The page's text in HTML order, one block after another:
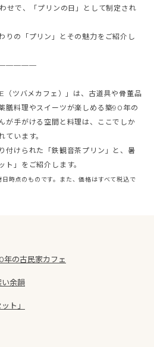
せで、「プリンの日」として制定され
りの「プリン」とその魅力をご紹介し
（ツバメカフェ）」は、古道具や骨董品
膳料理やスイーツが楽しめる築90年の
が手がける空間と料理は、ここでしか
ています。
付けられた「鉄観音茶プリン」と、暑
ト」をご紹介します。
時点のものです。また、価格はすべて税込で
の古民家カフェ
い余韻
ト」